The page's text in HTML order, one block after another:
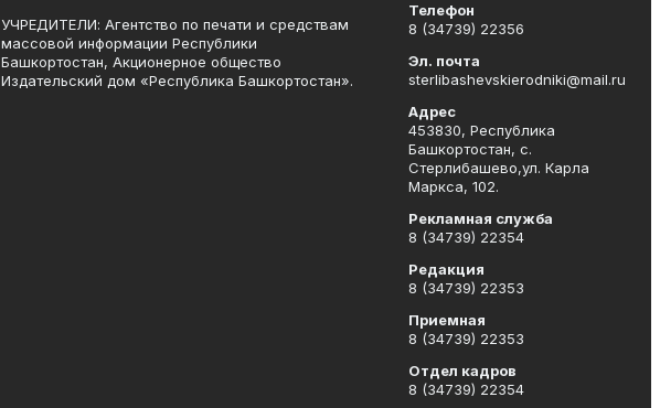
УЧРЕДИТЕЛИ: Агентство по печати и средствам
массовой информации Республики
Башкортостан, Акционерное общество
Издательский дом «Республика Башкортостан».
Телефон
8 (34739) 22356
Эл. почта
sterlibashevskierodniki@mail.ru
Адрес
453830, Республика
Башкортостан, c.
Стерлибашево,ул. Карла
Маркса, 102.
Рекламная служба
8 (34739) 22354
Редакция
8 (34739) 22353
Приемная
8 (34739) 22353
Отдел кадров
8 (34739) 22354